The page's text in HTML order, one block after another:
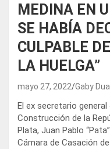
MEDINA EN
SE HABÍA
CULPABLE
LA HUELGA”
mayo 27, 2022 Gaby
El ex secretario general
Construcción de la
Plata, Juan Pablo
Cámara de Casación